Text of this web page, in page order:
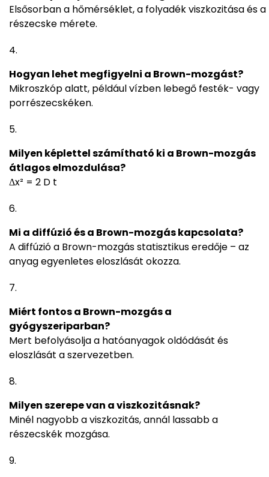
Elsősorban a hőmérséklet, a folyadék viszkozitása és a
részecske mérete.
Hogyan lehet megfigyelni a Brown-mozgást?
Mikroszkóp alatt, például vízben lebegő festék- vagy
porrészecskéken.
Milyen képlettel számítható ki a Brown-mozgás
átlagos elmozdulása?
Δx² = 2 D t
Mi a diffúzió és a Brown-mozgás kapcsolata?
A diffúzió a Brown-mozgás statisztikus eredője – az
anyag egyenletes eloszlását okozza.
Miért fontos a Brown-mozgás a
gyógyszeriparban?
Mert befolyásolja a hatóanyagok oldódását és
eloszlását a szervezetben.
Milyen szerepe van a viszkozitásnak?
Minél nagyobb a viszkozitás, annál lassabb a
részecskék mozgása.